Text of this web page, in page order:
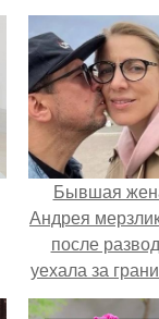
Бывшая
Андрея
после
уехала за
новому